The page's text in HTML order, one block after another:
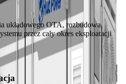
cieczą
cieczą
produktów
układowego OTA, rozbudowa
przez cały okres eksploatacji